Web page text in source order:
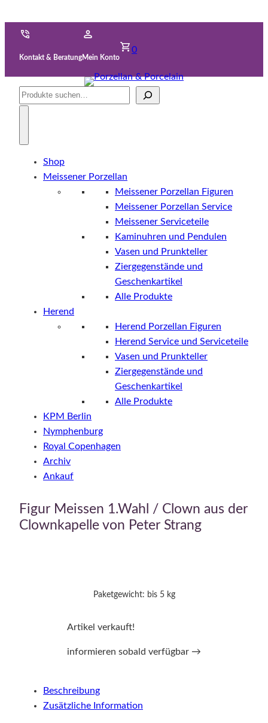
Kontakt & BeratungMein Konto
0
Suche
Shop
Meissener Porzellan
Meissener Porzellan Figuren
Meissener Porzellan Service
Meissener Serviceteile
Kaminuhren und Pendulen
Vasen und Prunkteller
Ziergegenstände und
Geschenkartikel
Alle Produkte
Herend
Herend Porzellan Figuren
Herend Service und Serviceteile
Vasen und Prunkteller
Ziergegenstände und
Geschenkartikel
Alle Produkte
KPM Berlin
Nymphenburg
Royal Copenhagen
Archiv
Ankauf
Figur Meissen 1.Wahl / Clown aus der
Clownkapelle von Peter Strang
Paketgewicht: bis 5 kg
Artikel verkauft!
informieren sobald verfügbar →
Beschreibung
Zusätzliche Information